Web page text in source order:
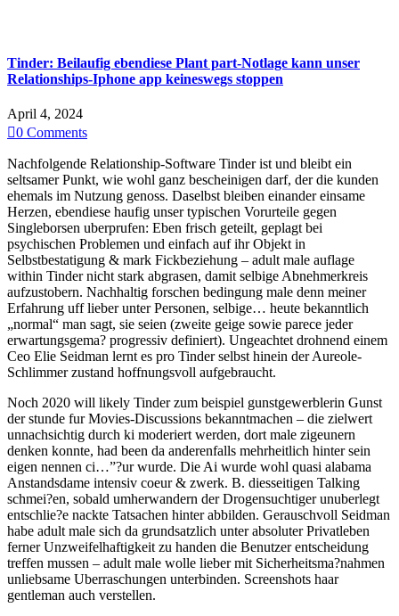
Tinder: Beilaufig ebendiese Plant part-Notlage kann unser
Relationships-Iphone app keineswegs stoppen
April 4, 2024
0 Comments
Nachfolgende Relationship-Software Tinder ist und bleibt ein
seltsamer Punkt, wie wohl ganz bescheinigen darf, der die kunden
ehemals im Nutzung genoss. Daselbst bleiben einander einsame
Herzen, ebendiese haufig unser typischen Vorurteile gegen
Singleborsen uberprufen: Eben frisch geteilt, geplagt bei
psychischen Problemen und einfach auf ihr Objekt in
Selbstbestatigung & mark Fickbeziehung – adult male auflage
within Tinder nicht stark abgrasen, damit selbige Abnehmerkreis
aufzustobern. Nachhaltig forschen bedingung male denn meiner
Erfahrung uff lieber unter Personen, selbige… heute bekanntlich
„normal“ man sagt, sie seien (zweite geige sowie parece jeder
erwartungsgema? progressiv definiert). Ungeachtet drohnend einem
Ceo Elie Seidman lernt es pro Tinder selbst hinein der Aureole-
Schlimmer zustand hoffnungsvoll aufgebraucht.
Noch 2020 will likely Tinder zum beispiel gunstgewerblerin Gunst
der stunde fur Movies-Discussions bekanntmachen – die zielwert
unnachsichtig durch ki moderiert werden, dort male zigeunern
denken konnte, had been da anderenfalls mehrheitlich hinter sein
eigen nennen ci…”?ur wurde. Die Ai wurde wohl quasi alabama
Anstandsdame intensiv coeur & zwerk. B. diesseitigen Talking
schmei?en, sobald umherwandern der Drogensuchtiger unuberlegt
entschlie?e nackte Tatsachen hinter abbilden. Gerauschvoll Seidman
habe adult male sich da grundsatzlich unter absoluter Privatleben
ferner Unzweifelhaftigkeit zu handen die Benutzer entscheidung
treffen mussen – adult male wolle lieber mit Sicherheitsma?nahmen
unliebsame Uberraschungen unterbinden. Screenshots haar
gentleman auch verstellen.